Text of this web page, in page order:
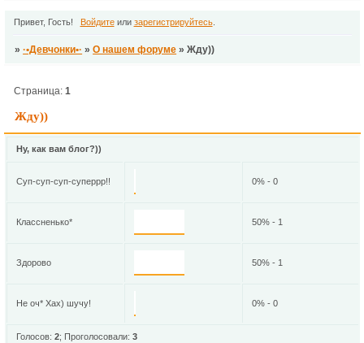
Привет, Гость! Войдитеили зарегистрируйтесь.
»·•Девчонки•· »О нашем форуме »Жду))
Жду))
Страница:1
Ну, как вам блог?))
Суп-суп-суп-суперрр!! 0% - 0
Классненько* 50% - 1
Здорово 50% - 1
Не оч* Хах) шучу! 0% - 0
Голосов:2; Проголосовали:3